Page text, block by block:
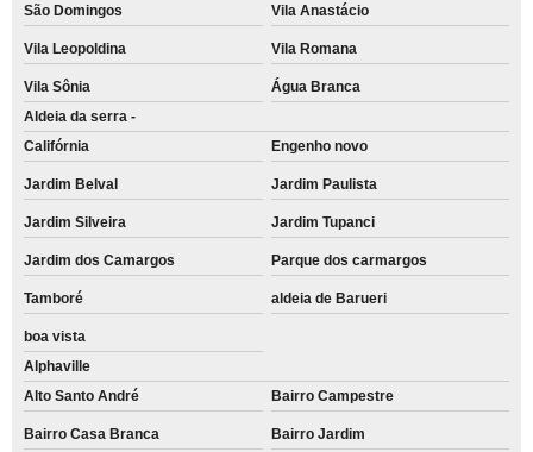
São Domingos Vila Anastácio
Vila Leopoldina Vila Romana
Vila Sônia
Água Branca
Aldeia da serra -
Califórnia
Engenho novo
Jardim Belval Jardim Paulista
Jardim Silveira Jardim Tupanci
Jardim dos Camargos Parque dos carmargos
Tamboré aldeia de Barueri
boa vista
Alphaville
Alto Santo André
Bairro Campestre
Bairro Casa Branca Bairro Jardim